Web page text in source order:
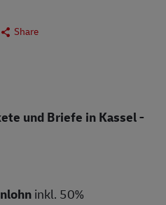
Share
und Briefe in Kassel -
inkl. 50%